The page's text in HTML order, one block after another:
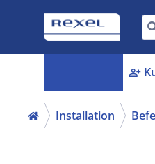
person_add
Installation